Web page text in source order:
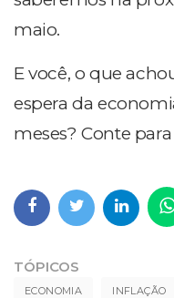
maio.
E você, o que
espera da
meses? Conte
TÓPICOS
ECONOMIA INFLAÇÃO